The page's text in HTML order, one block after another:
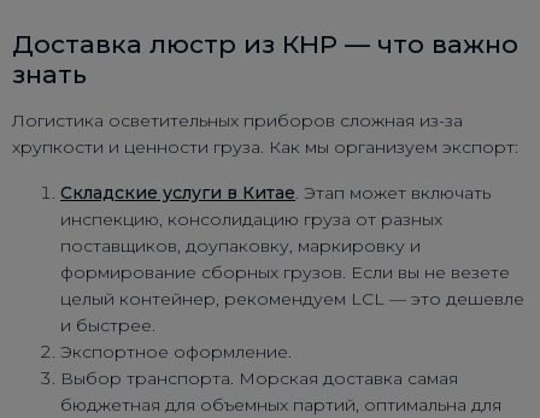
Доставка люстр из КНР — что важно
знать
Логистика осветительных приборов сложная из-за
хрупкости и ценности груза. Как мы организуем экспорт:
Складские услуги в Китае. Этап может включать
инспекцию, консолидацию груза от разных
поставщиков, доупаковку, маркировку и
формирование сборных грузов. Если вы не везете
целый контейнер, рекомендуем LCL — это дешевле
и быстрее.
Экспортное оформление.
Выбор транспорта. Морская доставка самая
бюджетная для объемных партий, оптимальна для